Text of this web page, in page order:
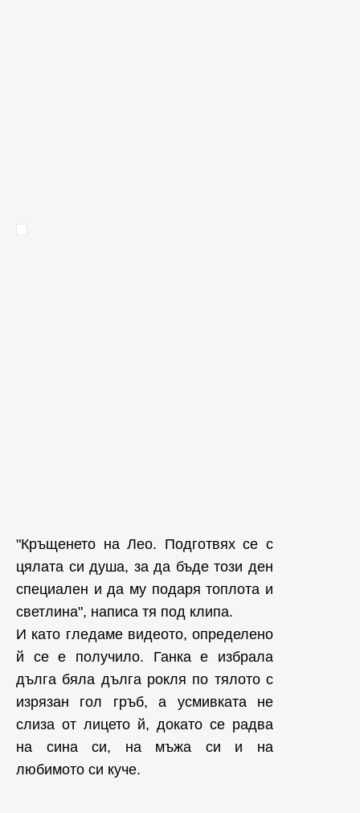
"Кръщенето на Лео. Подготвях се с
цялата си душа, за да бъде този ден
специален и да му подаря топлота и
светлина", написа тя под клипа.
И като гледаме видеото, определено
й се е получило. Ганка е избрала
дълга бяла дълга рокля по тялото с
изрязан гол гръб, а усмивката не
слиза от лицето й, докато се радва
на сина си, на мъжа си и на
любимото си куче.